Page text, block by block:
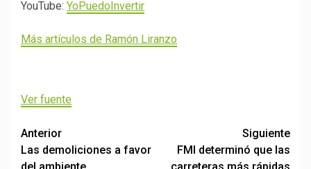
YouTube: YoPuedoInvertir
Más artículos de Ramón Liranzo
Ver fuente
Post
navigation
Anterior
Las demoliciones a favor
Siguiente
FMI determinó que las